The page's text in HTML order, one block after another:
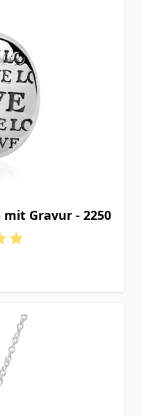
Gravur - 2250